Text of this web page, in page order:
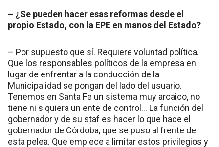
– ¿Se pueden hacer esas reformas desde el
propio Estado, con la EPE en manos del Estado?
– Por supuesto que sí. Requiere voluntad política.
Que los responsables políticos de la empresa en
lugar de enfrentar a la conducción de la
Municipalidad se pongan del lado del usuario.
Tenemos en Santa Fe un sistema muy arcaico, no
tiene ni siquiera un ente de control… La función del
gobernador y de su staf es hacer lo que hace el
gobernador de Córdoba, que se puso al frente de
esta pelea. Que empiece a limitar estos privilegios y